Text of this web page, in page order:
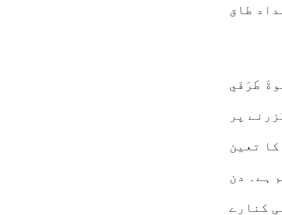
تعداد طاق
وَاَقِمِ الصَّلٰوةَ طَرَفَىِ
گزرنے پر
کا تعین
ہے۔ دن
کنارے